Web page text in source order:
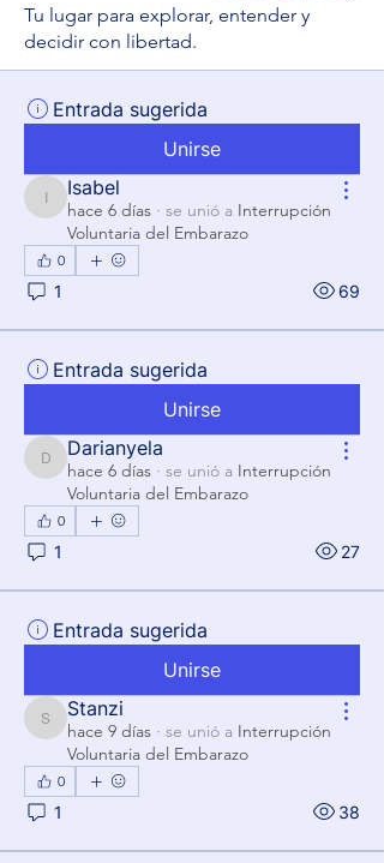
Tu lugar para explorar, entender y
decidir con libertad.
Entrada sugerida
Unirse
Isabel
Isabel
hace 6 días · se unió a Interrupción
Voluntaria del Embarazo
0
1 69
Entrada sugerida
Unirse
Darianyela
Darianyela
hace 6 días · se unió a Interrupción
Voluntaria del Embarazo
0
1 27
Entrada sugerida
Unirse
Stanzi
Stanzi
hace 9 días · se unió a Interrupción
Voluntaria del Embarazo
0
1 38